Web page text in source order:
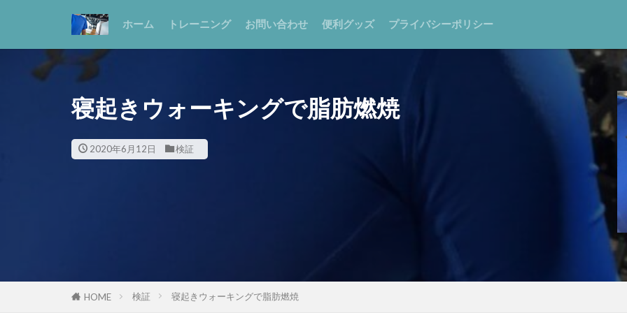
ホーム トレーニング お問い合わせ 便利グッズ プライバシーポリシー
寝起きウォーキングで脂肪燃焼
2020年6月12日 検証
HOME 検証 寝起きウォーキングで脂肪燃焼